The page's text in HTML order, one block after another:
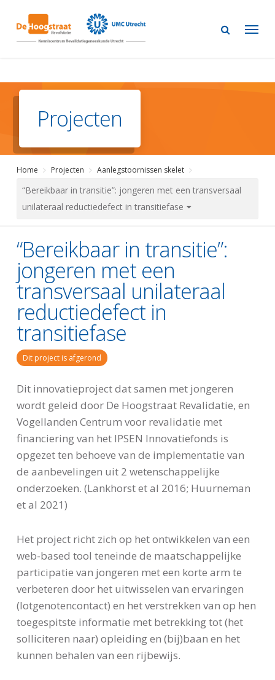
main
Projecten
Home Projecten Aanlegstoornissen skelet
“Bereikbaar in transitie”: jongeren met een transversaal
unilateraal reductiedefect in transitiefase
“Bereikbaar in transitie”:
jongeren met een
transversaal unilateraal
reductiedefect in
transitiefase
Dit project is afgerond
Dit innovatieproject dat samen met jongeren
wordt geleid door De Hoogstraat Revalidatie, en
Vogellanden Centrum voor revalidatie met
financiering van het IPSEN Innovatiefonds is
opgezet ten behoeve van de implementatie van
de aanbevelingen uit 2 wetenschappelijke
onderzoeken. (Lankhorst et al 2016; Huurneman
et al 2021)
Het project richt zich op het ontwikkelen van een
web-based tool teneinde de maatschappelijke
participatie van jongeren met een korte arm te
verbeteren door het uitwisselen van ervaringen
(lotgenotencontact) en het verstrekken van op hen
toegespitste informatie met betrekking tot (het
solliciteren naar) opleiding en (bij)baan en het
kunnen behalen van een rijbewijs.